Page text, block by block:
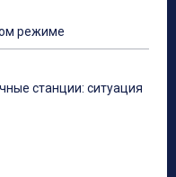
режиме
станции: ситуация